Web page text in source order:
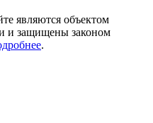
являются объектом
и защищены законом
.